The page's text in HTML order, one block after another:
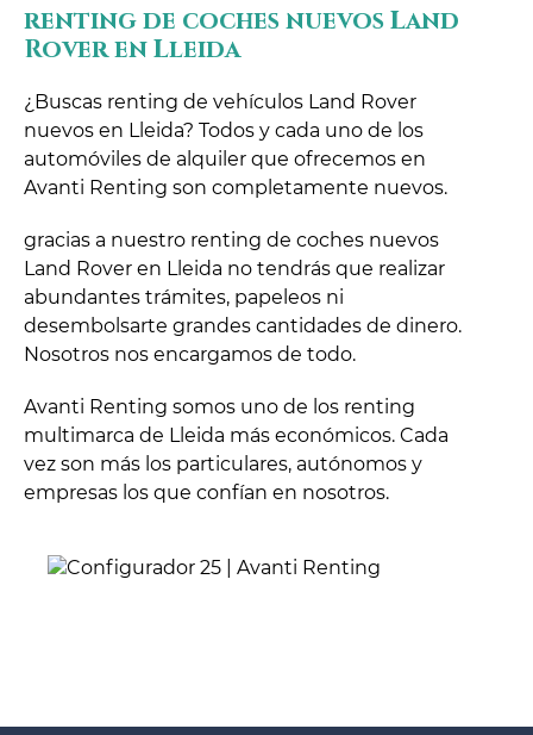
renting de coches nuevos Land
Rover en Lleida
¿Buscas renting de vehículos Land Rover
nuevos en Lleida? Todos y cada uno de los
automóviles de alquiler que ofrecemos en
Avanti Renting son completamente nuevos.
gracias a nuestro renting de coches nuevos
Land Rover en Lleida no tendrás que realizar
abundantes trámites, papeleos ni
desembolsarte grandes cantidades de dinero.
Nosotros nos encargamos de todo.
Avanti Renting somos uno de los renting
multimarca de Lleida más económicos. Cada
vez son más los particulares, autónomos y
empresas los que confían en nosotros.